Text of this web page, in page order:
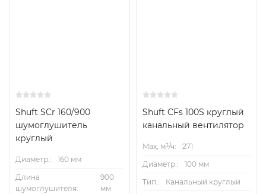
Shuft SCr 160/900
шумоглушитель
круглый
Диаметр.:
160 мм
Длина
шумоглушителя:
900
мм
Shuft CFs 100S круглый
канальный вентилятор
Max, м³/ч:
271
Диаметр.:
100 мм
Тип.:
Канальный круглый